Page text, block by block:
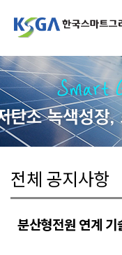
전체 공지사항
분산형전원 연계 기